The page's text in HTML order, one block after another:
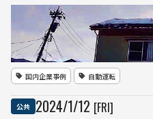
国内企業事例 自動運転
公共 2024/1/12 [FRI]